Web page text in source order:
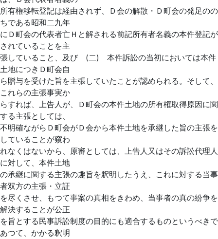
所有権移転登記は経由されず、Ｄ会の解散・Ｄ町会の発足のの
ちである昭和二九年
にＤ町会の代表者亡Ｈと解される前記所有者名義の本件登記が
されていることを主
張していること、及び (二) 本件訴訟の当初においては本件
土地につきＤ町会自
ら贈与を受けた旨を主張していたことが認められる。そして、
これらの主張事実か
らすれば、上告人が、Ｄ町会の本件土地の所有権取得原因に関
する主張としては、
不明確ながらＤ町会がＤ会から本件土地を承継した旨の主張を
していることが窺わ
れなくはないから、原審としては、上告人又はその訴訟代理人
に対して、本件土地
の承継に関する主張の趣旨を釈明したうえ、これに対する当事
者双方の主張・立証
を尽くさせ、もつて事案の真相をきわめ、当事者の真の紛争を
解決することが公正
を旨とする民事訴訟制度の目的にも適合するものというべきで
あつて、かかる釈明